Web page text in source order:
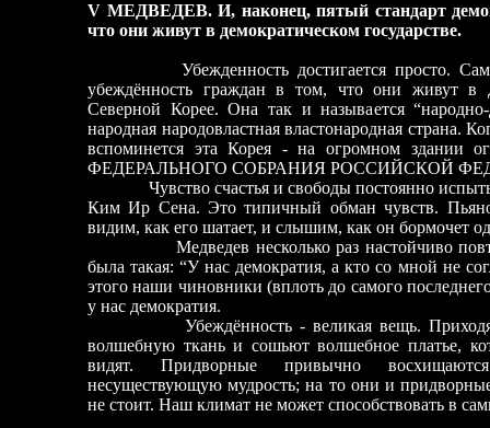
V МЕДВЕДЕВ. И, наконец, пятый стандарт
что они живут в демократическом государстве.
Убежденность достигается просто.
убеждённость граждан в том, что они живут в
Северной Корее. Она так и называется
народная народовластная властонародная страна.
вспоминется эта Корея -на огромном здании
ФЕДЕРАЛЬНОГО СОБРАНИЯ РОССИЙСКОЙ
Чувство счастья и свободы постоянно
Ким Ир Сена. Это типичный обман чувств.
видим, как его шатает, и слышим, как он бормочет
Медведев несколько раз настойчиво
была такая: “У нас демократия, а кто со мной не
этого наши чиновники (вплоть до самого
у нас демократия.
Убеждённость- великая вещь.
волшебную ткань и сошьют волшебное платье,
видят. Придворные привычно
несуществующую мудрость; на то они и
не стоит. Наш климат не может способствовать в